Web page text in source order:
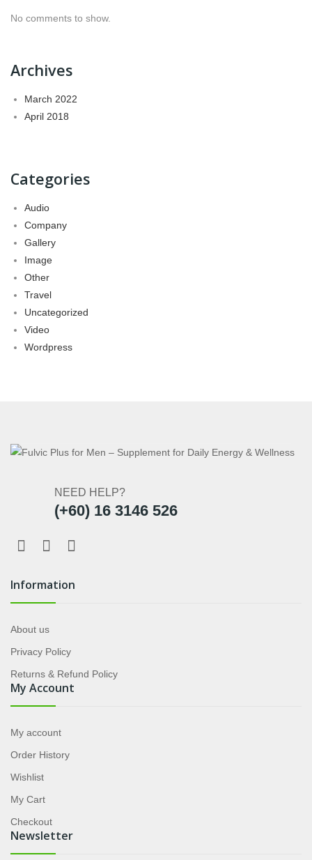
No comments to show.
Archives
March 2022
April 2018
Categories
Audio
Company
Gallery
Image
Other
Travel
Uncategorized
Video
Wordpress
NEED HELP?
(+60) 16 3146 526
Information
About us
Privacy Policy
Returns & Refund Policy
My Account
My account
Order History
Wishlist
My Cart
Checkout
Newsletter